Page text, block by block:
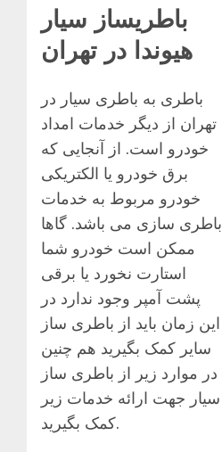
باطریساز سیار
هیوندا در تهران
باطری به باطری سیار در
تهران از دیگر خدمات امداد
خودرو است. از آنجایی که
برق خودرو یا الکتریکی
خودرو مربوط به خدمات
باطری سازی می باشد. گاها
ممکن است خودرو شما
استارت نخورد یا برقی
پشت آمپر وجود ندارد در
این زمان باید از باطری ساز
سایر کمک بگیرید هم چنین
در موارد زیر از باطری ساز
سیار جهت ارائه خدمات زیر
کمک بگیرید.